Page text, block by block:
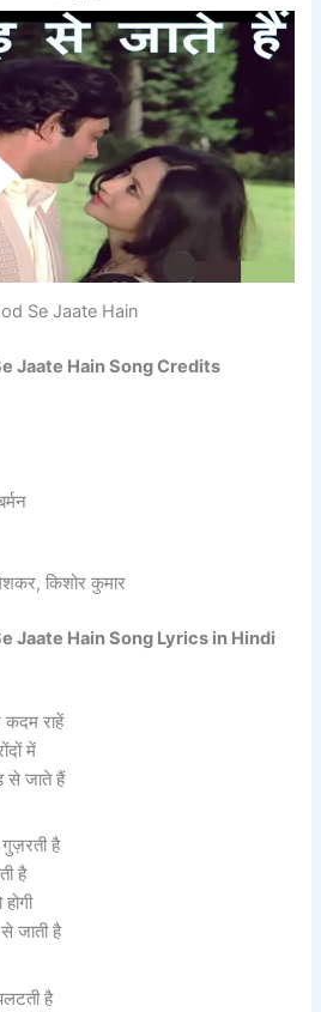
Se Jaate Hain
Jaate Hain Song Credits
किशोर कुमार
Jaate Hain Song Lyrics in Hindi
राहें
में
से जाते हैं
है
है
जाती है
है